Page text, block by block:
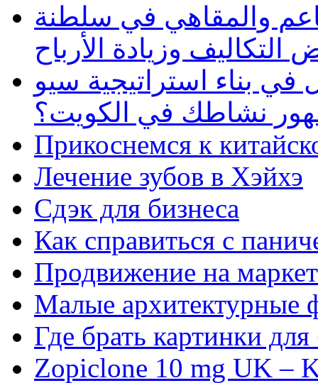
والمقاهي في سلطنة
وزيادة الأرباح
بناء استراتيجية سيو
نشاطك في الكويت؟
Прикоснемся к
Лечение зубов в Хэйхэ
Сдэк для бизнеса
Как справиться с
Продвижение на
Малые архитектурные
Где брать картинки
Zopiclone 10 mg UK –